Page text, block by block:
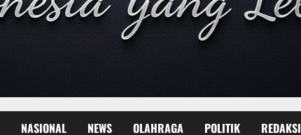
NASIONAL NEWS OLAHRAGA POLITIK REDAKSI